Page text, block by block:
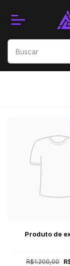
Produto de
R$1.200,00